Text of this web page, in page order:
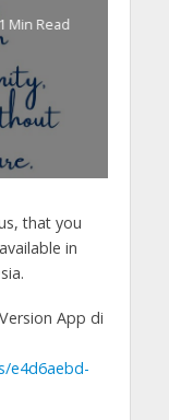
Min Read
that you
in
App di
e4d6aebd-